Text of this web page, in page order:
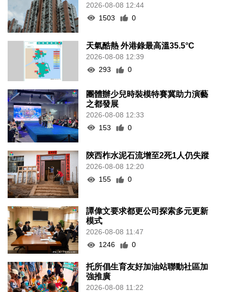
2026-08-08 12:44
1503
0
天氣酷熱 外港錄最高溫35.5°C
2026-08-08 12:39
293
0
團體辦少兒時裝模特賽冀助力演藝
之都發展
2026-08-08 12:33
153
0
陝西柞水泥石流增至2死1人仍失蹤
2026-08-08 12:20
155
0
譚偉文要求都更公司探索多元更新
模式
2026-08-08 11:47
1246
0
托所倡生育友好加油站聯動社區加
強推廣
2026-08-08 11:22